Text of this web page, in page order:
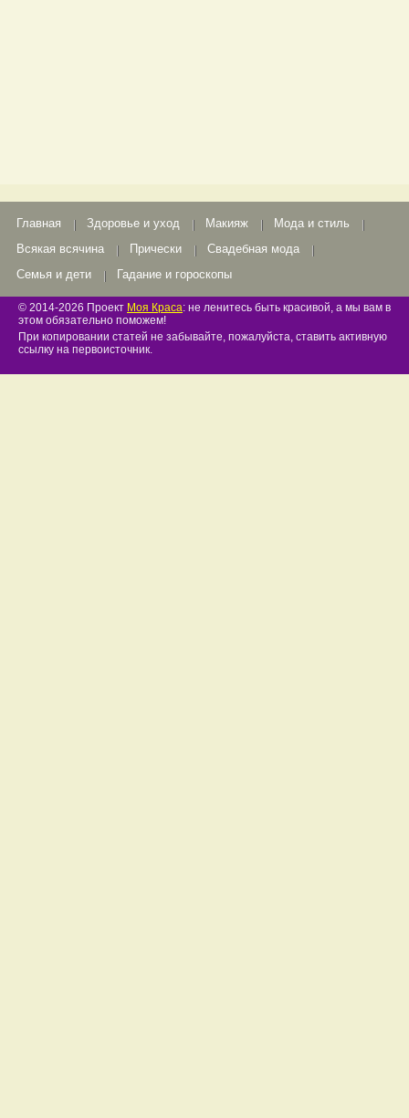
Главная Здоровье и уход Макияж
Мода и стиль
Всякая всячина
Прически
Свадебная мода
Семья и дети
Гадание и гороскопы
© 2014-2026 Проект Моя Краса: не ленитесь быть красивой, а мы вам в
этом обязательно поможем!
При копировании статей не забывайте, пожалуйста, ставить активную
ссылку на первоисточник.